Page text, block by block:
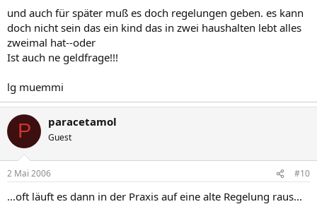
und auch für später muß es doch regelungen geben. es kann
doch nicht sein das ein kind das in zwei haushalten lebt alles
zweimal hat--oder
Ist auch ne geldfrage!!!
lg muemmi
P paracetamol
Guest
2 Mai 2006 #10
...oft läuft es dann in der Praxis auf eine alte Regelung raus...